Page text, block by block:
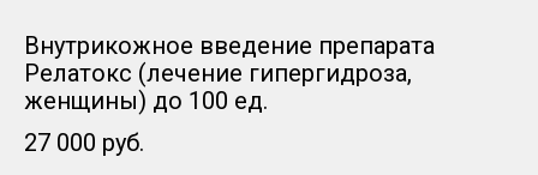
Внутрикожное введение препарата
Релатокс (лечение гипергидроза,
женщины) до 100 ед.
27 000 руб.